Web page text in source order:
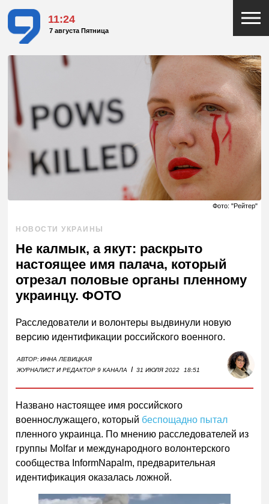
11:24
7 августа Пятница
Фото: "Рейтер"
НОВОСТИ УКРАИНЫ
Не калмык, а якут: раскрыто
настоящее имя палача, который
отрезал половые органы пленному
украинцу. ФОТО
Расследователи и волонтеры выдвинули новую
версию идентификации российского военного.
АВТОР:ИННА ЛЕВИЦКАЯ
ЖУРНАЛИСТ И РЕДАКТОР 9 КАНАЛА
I 31 ИЮЛЯ 2022 18:51
Названо настоящее имя российского
военнослужащего, который беспощадно пытал
пленного украинца. По мнению расследователей из
группы Molfar и международного волонтерского
сообщества InformNapalm, предварительная
идентификация оказалась ложной.